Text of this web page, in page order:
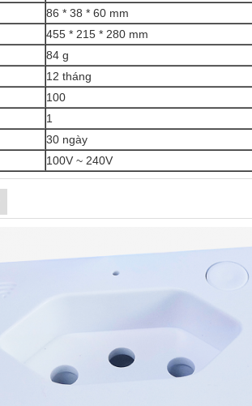
86 * 38 * 60 mm
455 * 215 * 280 mm
84 g
12 tháng
100
1
30 ngày
100V ~ 240V